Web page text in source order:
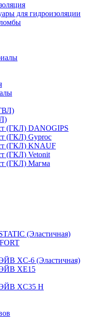
для гидроизоляции
(ГКЛ) DANOGIPS
(ГКЛ) Gyproc
(ГКЛ) KNAUF
(ГКЛ) Vetonit
(ГКЛ) Магма
(Эластичная)
XC-6 (Эластичная)
XЕ15
XС35 Н